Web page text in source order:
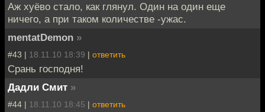
Аж хуёво стало, как глянул. Один на один еще
ничего, а при таком количестве -ужас.
mentatDemon »
#43 | 18.11.10 18:39 | ответить
Срань господня!
Дадли Смит »
#44 | 18.11.10 18:45 | ответить